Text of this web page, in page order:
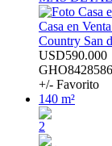
Casa en
Country San
USD590.000
GHO8428586
+/- Favorito
140 m²
2